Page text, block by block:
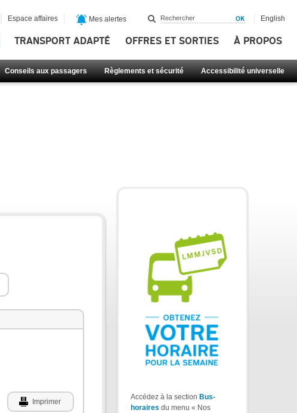
TRANSPORT ADAPTÉ OFFRES ET SORTIES À PROPOS
Conseils aux passagers Règlements et sécurité Accessibilité universelle
Espace affaires Mes alertes English
Imprimer
Accédez à la section Bus-
horaires du menu « Nos